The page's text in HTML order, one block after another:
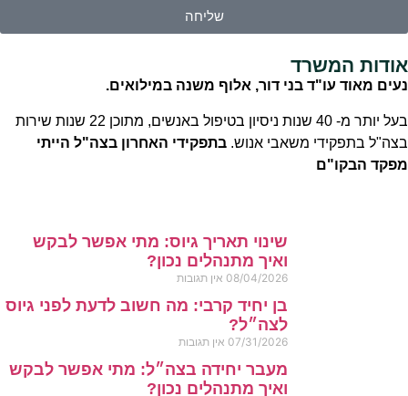
שליחה
אודות המשרד
נעים מאוד עו"ד בני דור, אלוף משנה במילואים.
בעל יותר מ- 40 שנות ניסיון בטיפול באנשים, מתוכן 22 שנות שירות
בצה"ל בתפקידי משאבי אנוש. בתפקידי האחרון בצה"ל הייתי
מפקד הבקו"ם
שינוי תאריך גיוס: מתי אפשר לבקש
ואיך מתנהלים נכון?
08/04/2026 אין תגובות
בן יחיד קרבי: מה חשוב לדעת לפני גיוס
לצה״ל?
07/31/2026 אין תגובות
מעבר יחידה בצה״ל: מתי אפשר לבקש
ואיך מתנהלים נכון?